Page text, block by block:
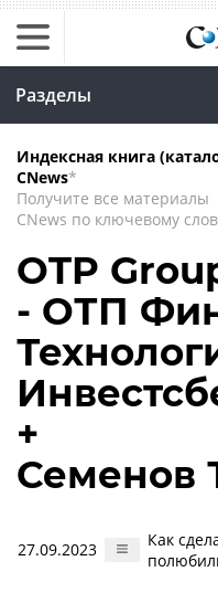
Разделы
Индексная книга
CNews*
Получите все материалы
CNews по ключевому
OTP
- ОТП
+
Семенов
27.09.2023
Как